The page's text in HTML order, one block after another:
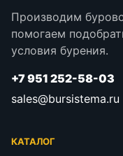
Производим
помогаем
условия бурения.
+7 951 252-58-03
sales@bursistema.ru
КАТАЛОГ